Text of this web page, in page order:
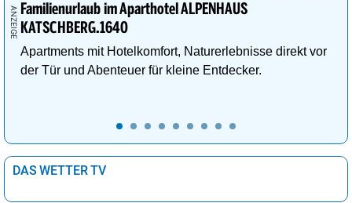
Familienurlaub im Aparthotel ALPENHAUS
KATSCHBERG.1640
Apartments mit Hotelkomfort, Naturerlebnisse direkt vor
der Tür und Abenteuer für kleine Entdecker.
DAS WETTER TV